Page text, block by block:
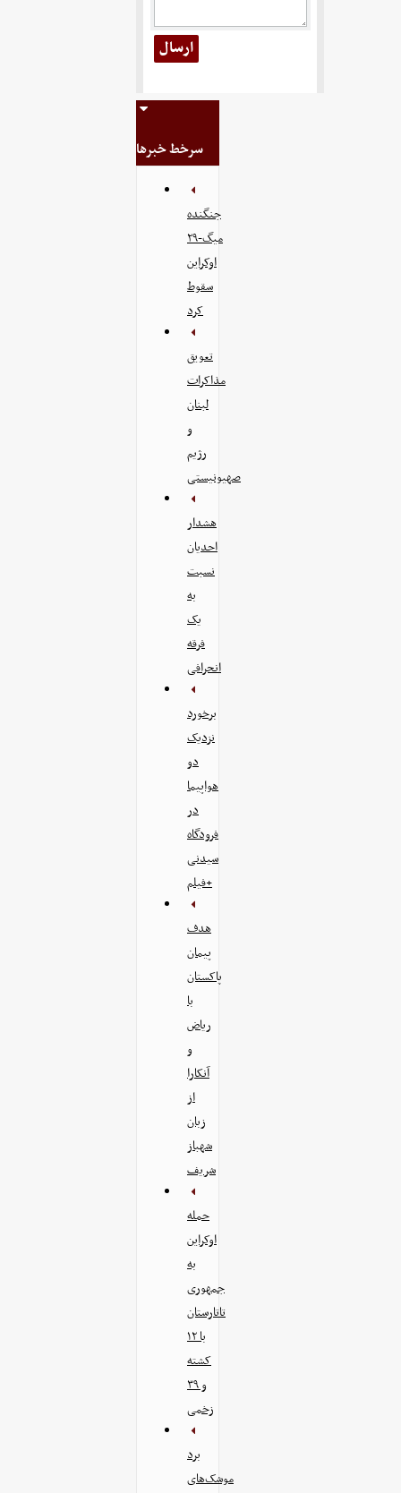
سرخط خبرها
جنگنده
میگ-۲۹
اوکراین
سقوط
کرد
تعویق
مذاکرات
لبنان
و
رژیم
صهیونیستی
هشدار
احدیان
نسبت
به
یک
فرقه
انحرافی
برخورد
نزدیک
دو
هواپیما
در
فرودگاه
سیدنی
+فیلم
هدف
پیمان
پاکستان
با
ریاض
و
آنکارا
از
زبان
شهباز
شریف
حمله
اوکراین
به
جمهوری
تاتارستان
با ۱۲
کشته
و ۳۹
زخمی
برد
موشک‌های